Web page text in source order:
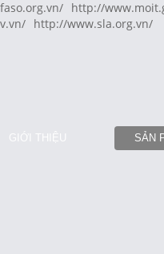
http://
http://www.sla.org.vn/
GIỚI THIỆU SẢN